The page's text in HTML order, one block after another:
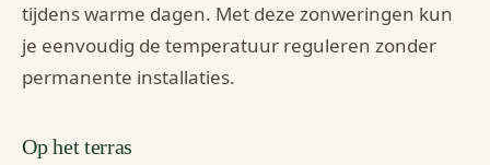
tijdens warme dagen. Met deze zonweringen kun
je eenvoudig de temperatuur reguleren zonder
permanente installaties.
Op het terras